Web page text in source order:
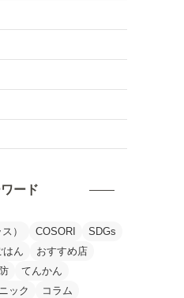
ード
） COSORI
SDGs
はん
おすすめ店
てんかん
ック
コラム